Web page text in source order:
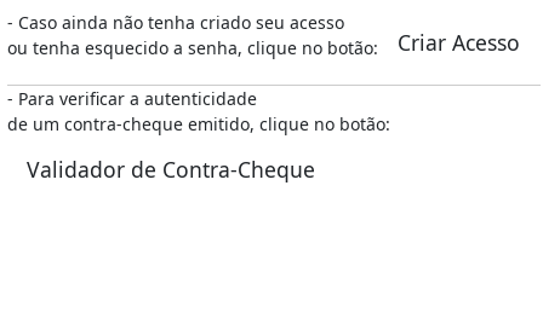
- Caso ainda não tenha criado seu acesso
ou tenha esquecido a senha, clique no botão:
Criar Acesso
- Para verificar a autenticidade
de um contra-cheque emitido, clique no botão:
Validador de Contra-Cheque